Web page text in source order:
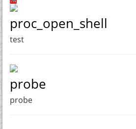
proc_open_shell
test
probe
probe